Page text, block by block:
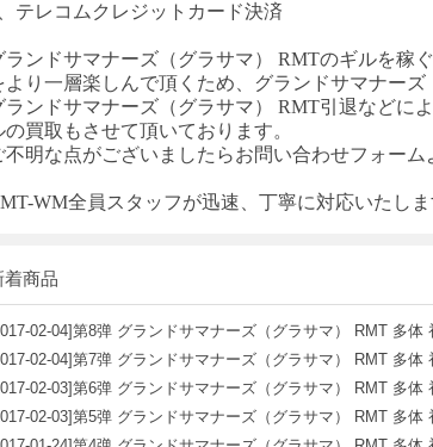
テレコムクレジットカード決済
ランドサマナーズ（グラサマ） RMTのギルを稼
より一層楽しんで頂くため、 グランドサマナーズ
ランドサマナーズ（グラサマ）
RMT引退などに
の買取もさせて頂いております。
不明な点がございましたらお問い合わせフォーム
WM全員スタッフが迅速、丁寧に対応いたし
着商品
02-04]第8弹 グランドサマナーズ（グラサマ） RMT 多体
02-04]第7弹 グランドサマナーズ（グラサマ） RMT 多体
02-03]第6弹 グランドサマナーズ（グラサマ） RMT 多体
02-03]第5弹 グランドサマナーズ（グラサマ） RMT 多体